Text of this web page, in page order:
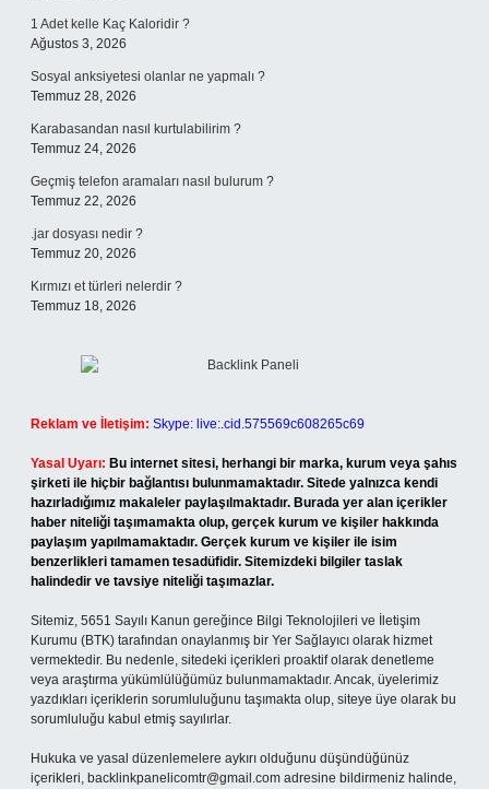
1 Adet kelle Kaç Kaloridir ?
Ağustos 3, 2026
Sosyal anksiyetesi olanlar ne yapmalı ?
Temmuz 28, 2026
Karabasandan nasıl kurtulabilirim ?
Temmuz 24, 2026
Geçmiş telefon aramaları nasıl bulurum ?
Temmuz 22, 2026
.jar dosyası nedir ?
Temmuz 20, 2026
Kırmızı et türleri nelerdir ?
Temmuz 18, 2026
Reklam ve İletişim: Skype: live:.cid.575569c608265c69
Yasal Uyarı: Bu internet sitesi, herhangi bir marka, kurum veya şahıs
şirketi ile hiçbir bağlantısı bulunmamaktadır. Sitede yalnızca kendi
hazırladığımız makaleler paylaşılmaktadır. Burada yer alan içerikler
haber niteliği taşımamakta olup, gerçek kurum ve kişiler hakkında
paylaşım yapılmamaktadır. Gerçek kurum ve kişiler ile isim
benzerlikleri tamamen tesadüfidir. Sitemizdeki bilgiler taslak
halindedir ve tavsiye niteliği taşımazlar.
Sitemiz, 5651 Sayılı Kanun gereğince Bilgi Teknolojileri ve İletişim
Kurumu (BTK) tarafından onaylanmış bir Yer Sağlayıcı olarak hizmet
vermektedir. Bu nedenle, sitedeki içerikleri proaktif olarak denetleme
veya araştırma yükümlülüğümüz bulunmamaktadır. Ancak, üyelerimiz
yazdıkları içeriklerin sorumluluğunu taşımakta olup, siteye üye olarak bu
sorumluluğu kabul etmiş sayılırlar.
Hukuka ve yasal düzenlemelere aykırı olduğunu düşündüğünüz
içerikleri, backlinkpanelicomtr@gmail.com adresine bildirmeniz halinde,